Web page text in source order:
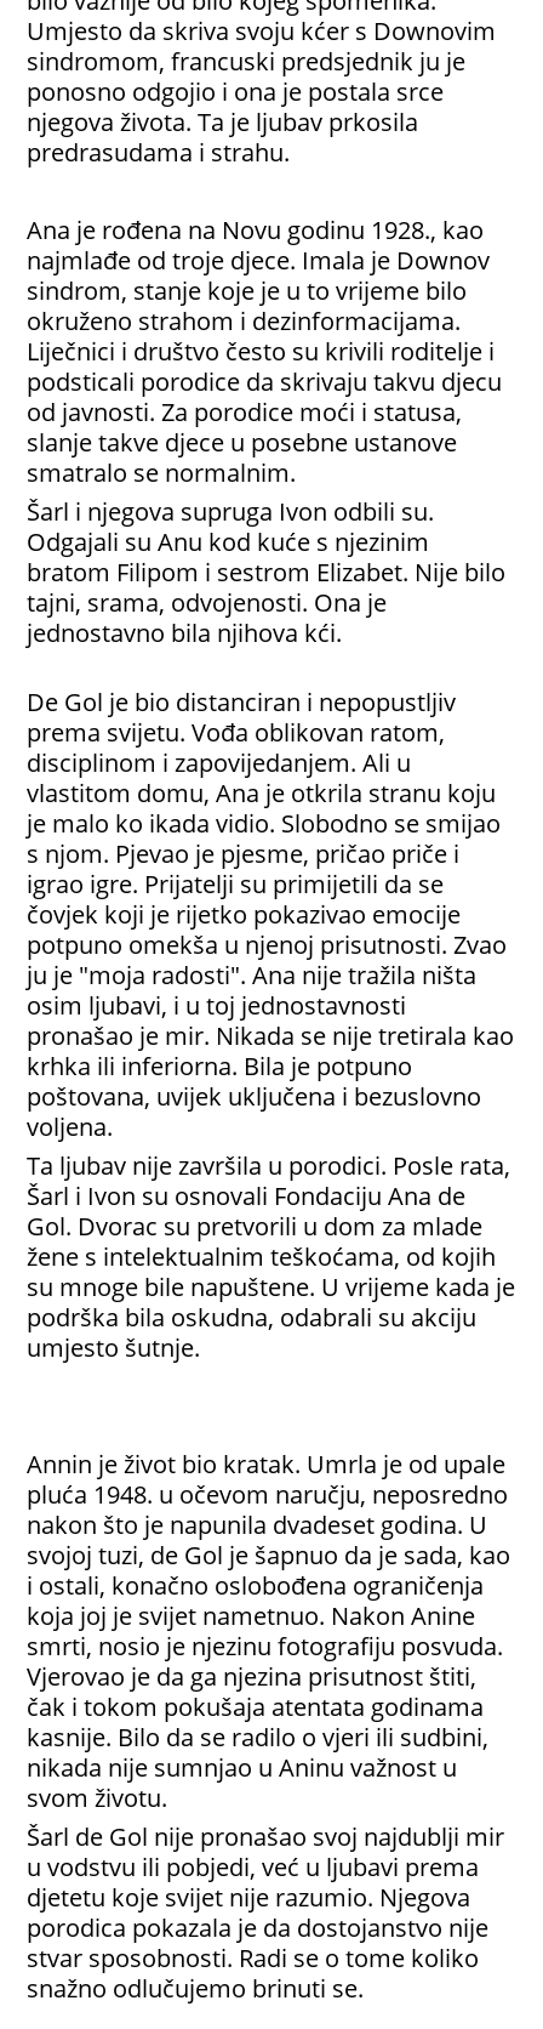
Umjesto da skriva svoju kćer s Downovim
sindromom, francuski predsjednik ju je
ponosno odgojio i ona je postala srce
njegova života. Ta je ljubav prkosila
predrasudama i strahu.
Ana je rođena na Novu godinu 1928., kao
najmlađe od troje djece. Imala je Downov
sindrom, stanje koje je u to vrijeme bilo
okruženo strahom i dezinformacijama.
Liječnici i društvo često su krivili roditelje i
podsticali porodice da skrivaju takvu djecu
od javnosti. Za porodice moći i statusa,
slanje takve djece u posebne ustanove
smatralo se normalnim.
Šarl i njegova supruga Ivon odbili su.
Odgajali su Anu kod kuće s njezinim
bratom Filipom i sestrom Elizabet. Nije bilo
tajni, srama, odvojenosti. Ona je
jednostavno bila njihova kći.
De Gol je bio distanciran i nepopustljiv
prema svijetu. Vođa oblikovan ratom,
disciplinom i zapovijedanjem. Ali u
vlastitom domu, Ana je otkrila stranu koju
je malo ko ikada vidio. Slobodno se smijao
s njom. Pjevao je pjesme, pričao priče i
igrao igre. Prijatelji su primijetili da se
čovjek koji je rijetko pokazivao emocije
potpuno omekša u njenoj prisutnosti. Zvao
ju je "moja radosti". Ana nije tražila ništa
osim ljubavi, i u toj jednostavnosti
pronašao je mir. Nikada se nije tretirala kao
krhka ili inferiorna. Bila je potpuno
poštovana, uvijek uključena i bezuslovno
voljena.
Ta ljubav nije završila u porodici. Posle rata,
Šarl i Ivon su osnovali Fondaciju Ana de
Gol. Dvorac su pretvorili u dom za mlade
žene s intelektualnim teškoćama, od kojih
su mnoge bile napuštene. U vrijeme kada je
podrška bila oskudna, odabrali su akciju
umjesto šutnje.
Annin je život bio kratak. Umrla je od upale
pluća 1948. u očevom naručju, neposredno
nakon što je napunila dvadeset godina. U
svojoj tuzi, de Gol je šapnuo da je sada, kao
i ostali, konačno oslobođena ograničenja
koja joj je svijet nametnuo. Nakon Anine
smrti, nosio je njezinu fotografiju posvuda.
Vjerovao je da ga njezina prisutnost štiti,
čak i tokom pokušaja atentata godinama
kasnije. Bilo da se radilo o vjeri ili sudbini,
nikada nije sumnjao u Aninu važnost u
svom životu.
Šarl de Gol nije pronašao svoj najdublji mir
u vodstvu ili pobjedi, već u ljubavi prema
djetetu koje svijet nije razumio. Njegova
porodica pokazala je da dostojanstvo nije
stvar sposobnosti. Radi se o tome koliko
snažno odlučujemo brinuti se.